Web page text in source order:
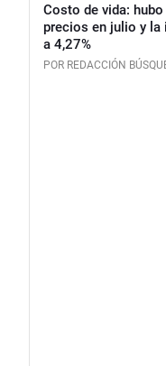
Costo de vida:
precios en julio y la
a 4,27%
POR REDACCIÓN